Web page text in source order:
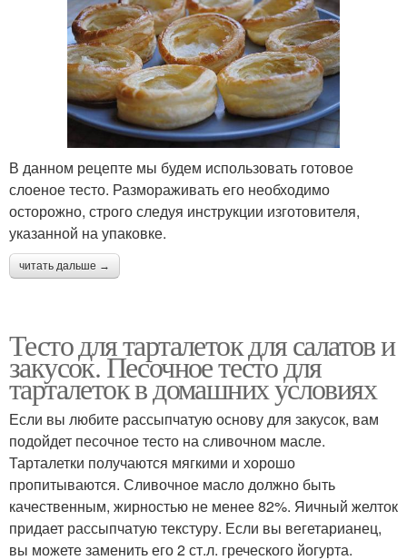
В данном рецепте мы будем использовать готовое
слоеное тесто. Размораживать его необходимо
осторожно, строго следуя инструкции изготовителя,
указанной на упаковке.
читать дальше →
Тесто для тарталеток для салатов и
закусок. Песочное тесто для
тарталеток в домашних условиях
Если вы любите рассыпчатую основу для закусок, вам
подойдет песочное тесто на сливочном масле.
Тарталетки получаются мягкими и хорошо
пропитываются. Сливочное масло должно быть
качественным, жирностью не менее 82%. Яичный желток
придает рассыпчатую текстуру. Если вы вегетарианец,
вы можете заменить его 2 ст.л. греческого йогурта.